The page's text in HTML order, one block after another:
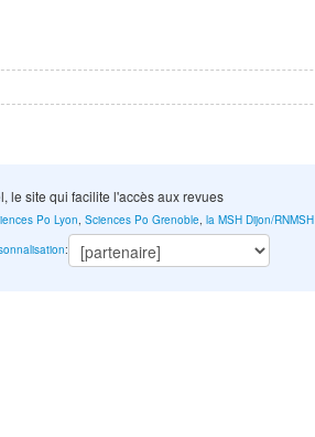
le site qui facilite l'accès aux revues
Po Lyon,Sciences Po Grenoble,la MSH Dijon/RNMSH
: